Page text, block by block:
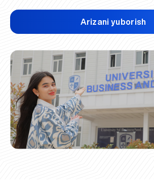
Arizani yuborish